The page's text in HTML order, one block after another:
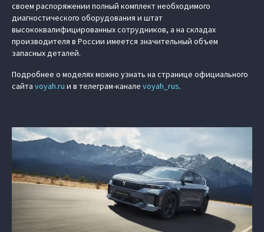
своем распоряжении полный комплект необходимого
диагностического оборудования и штат
высококвалифицированных сотрудников, а на складах
производителя в России имеется значительный объем
запасных деталей.
Подробнее о моделях можно узнать на странице официального
сайта voyah.ru и в телеграм-канале voyah_rus.